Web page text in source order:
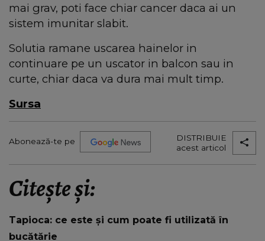
mai grav, poti face chiar cancer daca ai un
sistem imunitar slabit.
Solutia ramane uscarea hainelor in
continuare pe un uscator in balcon sau in
curte, chiar daca va dura mai mult timp.
Sursa
Abonează-te pe
DISTRIBUIE
acest articol
Citește și:
Tapioca: ce este și cum poate fi utilizată în
bucătărie